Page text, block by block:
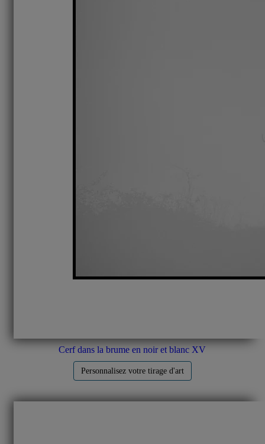
Cerf dans la brume en noir et blanc XV
Personnalisez votre tirage d'art